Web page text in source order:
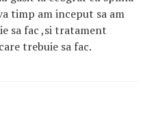
timp am inceput sa am
sa fac ,si tratament
trebuie sa fac.